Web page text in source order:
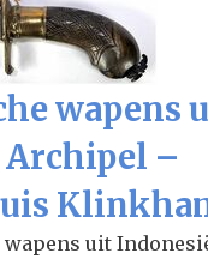
wapens
–
uit